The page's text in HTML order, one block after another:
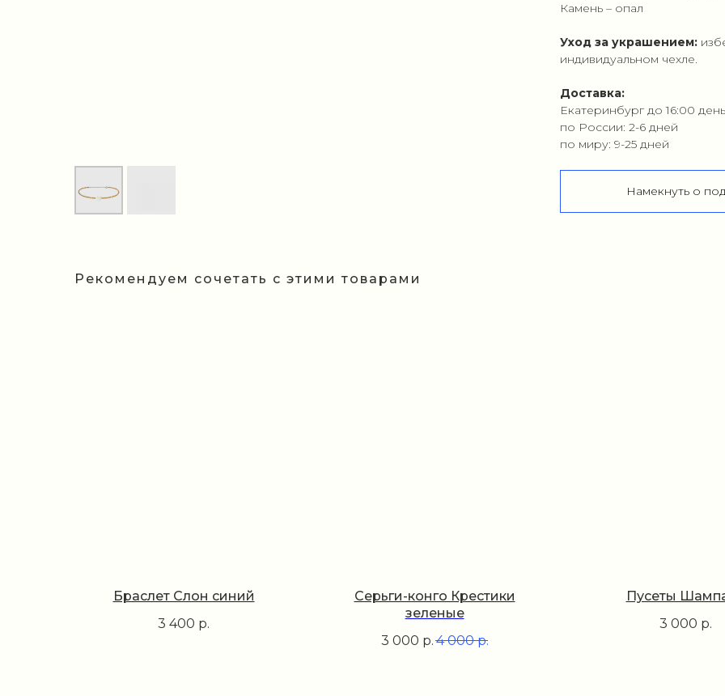
Камень – опал
Уход за украшением:
индивидуальном чехле.
Доставка:
Екатеринбург до 16:00
по России: 2-6 дней
по миру: 9-25 дней
Намекнуть о
Рекомендуем сочетать с этими товарами
Браслет Слон синий
3 400 р.
Серьги-конго Крестики
зеленые
3 000 р.4 000 р.
Пусеты
3 000 р.